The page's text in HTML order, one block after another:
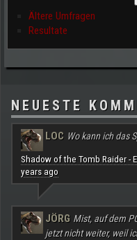
Ältere Umfragen
Resultate
NEUESTE
LOC Wo kann ich das
Shadow of the Tomb Raider -
years ago
JÖRG Mist, auf dem
jetzt nicht weiter, weil